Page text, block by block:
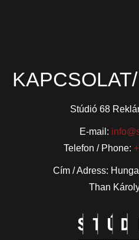
Stúdió 68
E-mail:
Telefon / Phone:
Cím / Adress:
Than